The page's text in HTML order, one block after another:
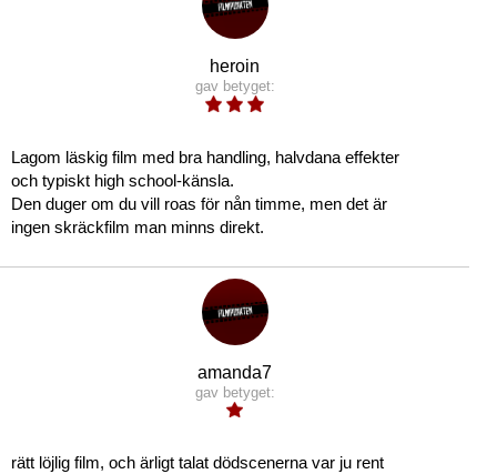
heroin
gav betyget:
Lagom läskig film med bra handling, halvdana effekter
och typiskt high school-känsla.
Den duger om du vill roas för nån timme, men det är
ingen skräckfilm man minns direkt.
amanda7
gav betyget:
rätt löjlig film, och ärligt talat dödscenerna var ju rent